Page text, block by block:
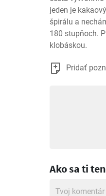
jeden je
špirálu a
180 stupňoch.
klobáskou.
Pridať
Ako sa ti